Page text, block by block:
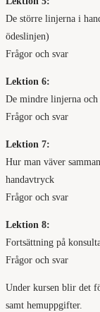
De större linjerna i
ödeslinjen)
Frågor och svar
Lektion 6:
De mindre linjerna
Frågor och svar
Lektion 7:
Hur man väver
handavtryck
Frågor och svar
Lektion 8:
Fortsättning på
Frågor och svar
Under kursen blir det
samt hemuppgifter.